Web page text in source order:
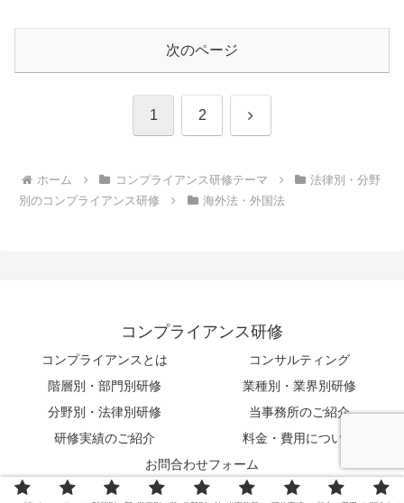
次のページ
1 2 次
ホーム コンプライアンス研修テーマ
法律別・分野
別のコンプライアンス研修
海外法・外国法
コンプライアンス研修
コンプライアンスとは
コンサルティング
階層別・部門別研修
業種別・業界別研修
分野別・法律別研修
当事務所のご紹介
研修実績のご紹介
料金・費用について
お問合わせフォーム
© 2010-2026 株式会社アクティブ・コンサルティング.